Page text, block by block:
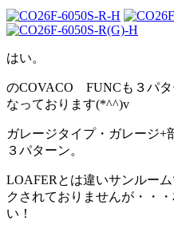
はい。
のCOVACO FUNCも３パタ
なっております(*^^)v
ガレージタイプ・ガレージ+
３パターン。
LOAFERとは違いサンルー
クされておりませんが・・
い！